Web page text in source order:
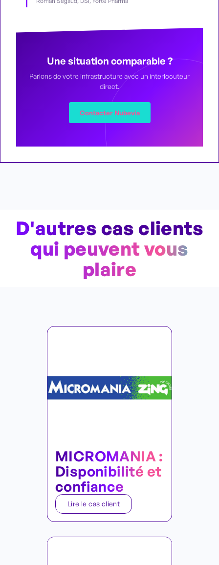
Une situation comparable ?
Parlons de votre infrastructure avec un interlocuteur
direct.
Contacter Nubevia
D'autres cas clients
qui peuvent vous
plaire
MICROMANIA :
Disponibilité et
confiance
Lire le cas client